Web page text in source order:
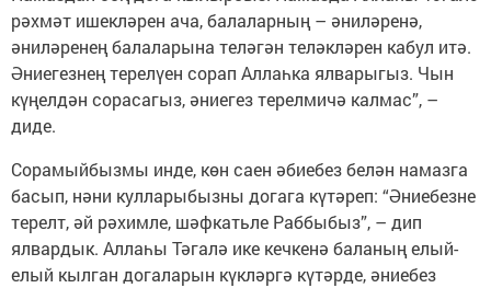
рәхмәт ишекләрен ача, балаларның – әниләренә,
әниләренең балаларына теләгән теләкләрен кабул итә.
Әниегезнең терелүен сорап Аллаһка ялварыгыз. Чын
күңелдән сорасагыз, әниегез терелмичә калмас”, –
диде.
Сорамыйбызмы инде, көн саен әбиебез белән намазга
басып, нәни кулларыбызны догага күтәреп: “Әниебезне
терелт, әй рәхимле, шәфкатьле Раббыбыз”, – дип
ялвардык. Аллаһы Тәгалә ике кечкенә баланың елый-
елый кылган догаларын күкләргә күтәрде, әниебез